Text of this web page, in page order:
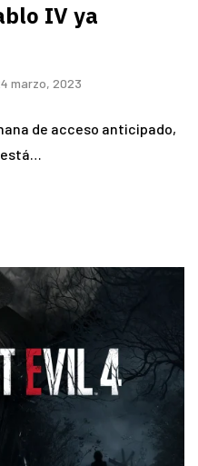
IV ya
marzo, 2023
de acceso anticipado,
está…